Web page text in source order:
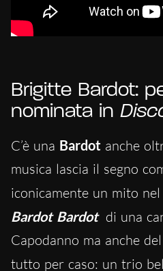
Brigitte Bardot:
nominata in
C’è una Bardot anche
musica lascia il segno
iconicamente un mito
Bardot Bardot di una
Capodanno ma anche
tutto per caso: un trio